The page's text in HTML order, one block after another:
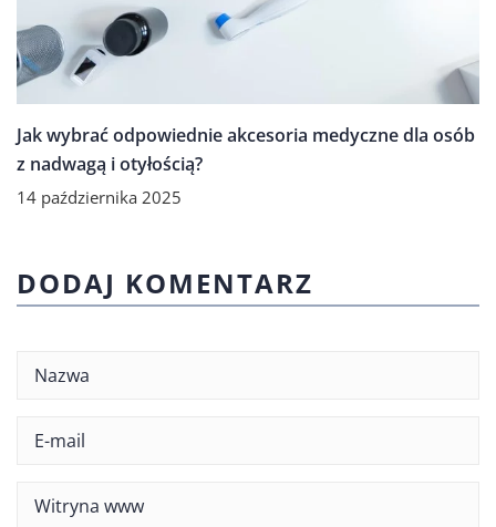
Jak wybrać odpowiednie akcesoria medyczne dla osób
z nadwagą i otyłością?
14 października 2025
DODAJ KOMENTARZ